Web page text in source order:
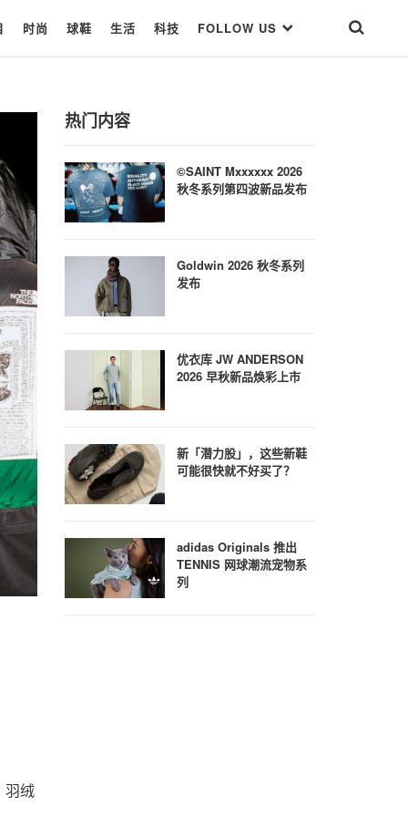
时尚 球鞋 生活 科技 FOLLOW US
/ 47
羽绒
热门内容
©SAINT Mxxxxxx 2026
秋冬系列第四波新品发布
Goldwin 2026 秋冬系列
发布
优衣库 JW ANDERSON
2026 早秋新品焕彩上市
新「潜力股」，这些新鞋
可能很快就不好买了？
adidas Originals 推出
TENNIS 网球潮流宠物系
列